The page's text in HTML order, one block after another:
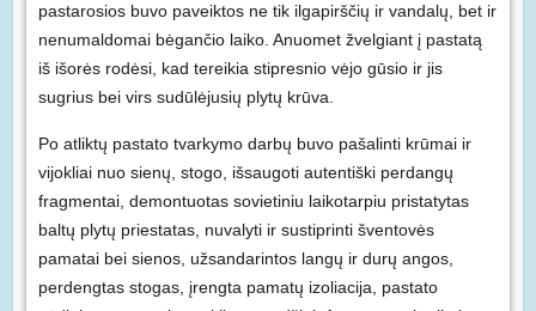
pastarosios buvo paveiktos ne tik ilgapirščių ir vandalų, bet ir
nenumaldomai bėgančio laiko. Anuomet žvelgiant į pastatą
iš išorės rodėsi, kad tereikia stipresnio vėjo gūsio ir jis
sugrius bei virs sudūlėjusių plytų krūva.
Po atliktų pastato tvarkymo darbų buvo pašalinti krūmai ir
vijokliai nuo sienų, stogo, išsaugoti autentiški perdangų
fragmentai, demontuotas sovietiniu laikotarpiu pristatytas
baltų plytų priestatas, nuvalyti ir sustiprinti šventovės
pamatai bei sienos, užsandarintos langų ir durų angos,
perdengtas stogas, įrengta pamatų izoliacija, pastato